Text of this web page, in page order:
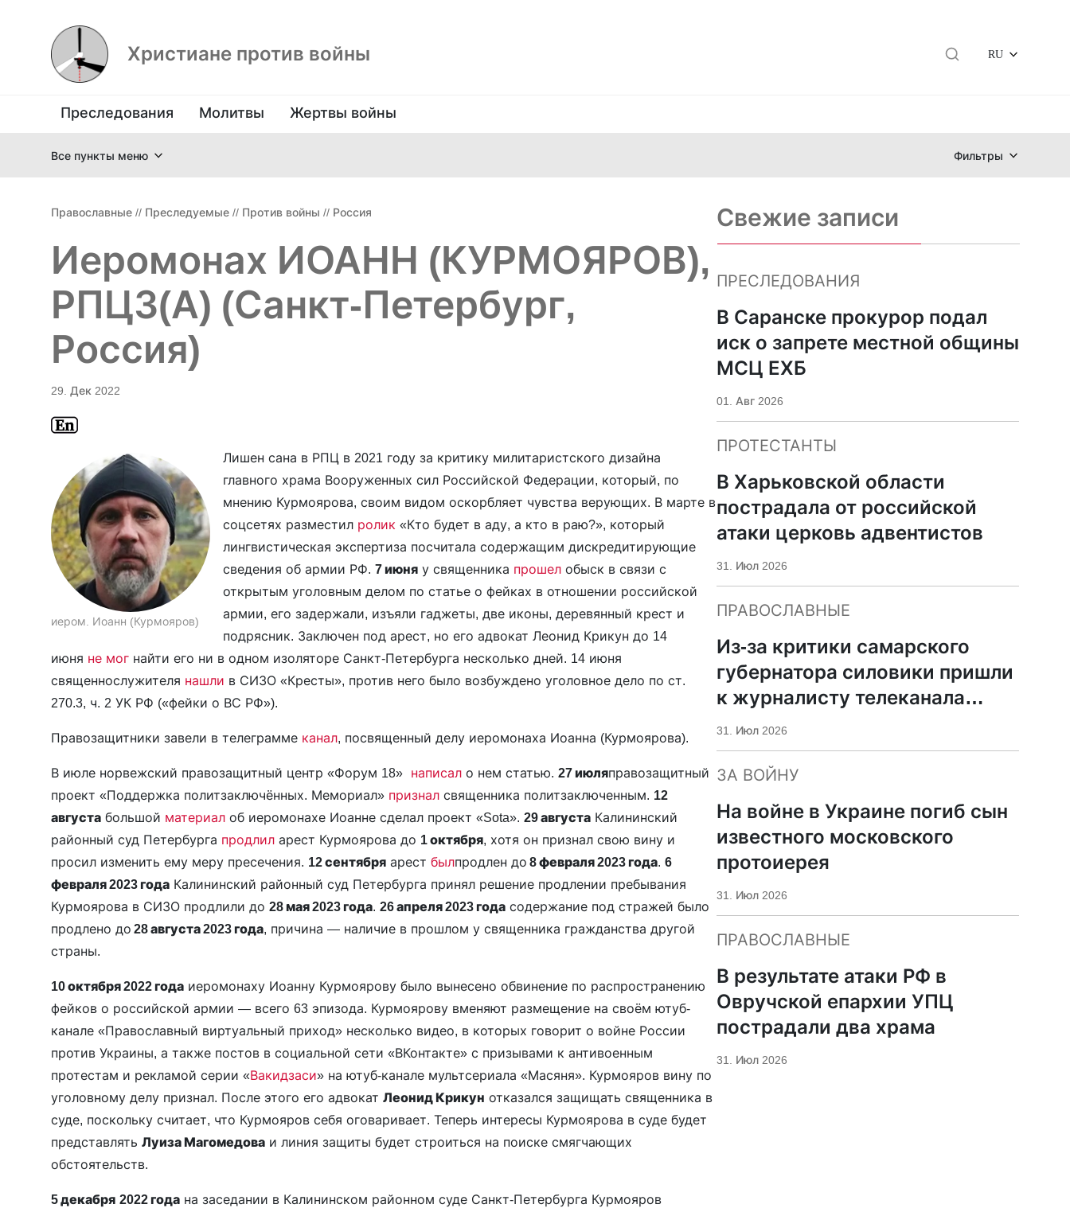
Христиане против войны RU
Преследования Молитвы Жертвы войны
Все пункты меню Фильтры
Православные // Преследуемые // Против войны // Россия
Иеромонах ИОАНН (КУРМОЯРОВ),
РПЦЗ(А) (Санкт-Петербург,
Россия)
29. Дек 2022
иером. Иоанн (Курмояров)
Лишен сана в РПЦ в 2021 году за критику милитаристского дизайна
главного храма Вооруженных сил Российской Федерации, который, по
мнению Курмоярова, своим видом оскорбляет чувства верующих. В марте в
соцсетях разместил ролик «Кто будет в аду, а кто в раю?», который
лингвистическая экспертиза посчитала содержащим дискредитирующие
сведения об армии РФ. 7 июня у священника прошел обыск в связи с
открытым уголовным делом по статье о фейках в отношении российской
армии, его задержали, изъяли гаджеты, две иконы, деревянный крест и
подрясник. Заключен под арест, но его адвокат Леонид Крикун до 14
июня не мог найти его ни в одном изоляторе Санкт-Петербурга несколько дней. 14 июня
священнослужителя нашли в СИЗО «Кресты», против него было возбуждено уголовное дело по ст.
270.3, ч. 2 УК РФ («фейки о ВС РФ»).
Правозащитники завели в телеграмме канал, посвященный делу иеромонаха Иоанна (Курмоярова).
В июле норвежский правозащитный центр «Форум 18» написал о нем статью. 27 июляправозащитный
проект «Поддержка политзаключённых. Мемориал» признал священника политзаключенным. 12
августа большой материал об иеромонахе Иоанне сделал проект «Sota». 29 августа Калининский
районный суд Петербурга продлил арест Курмоярова до 1 октября, хотя он признал свою вину и
просил изменить ему меру пресечения. 12 сентября арест былпродлен до 8 февраля 2023 года. 6
февраля 2023 года Калининский районный суд Петербурга принял решение продлении пребывания
Курмоярова в СИЗО продлили до 28 мая 2023 года. 26 апреля 2023 года содержание под стражей было
продлено до 28 августа 2023 года, причина — наличие в прошлом у священника гражданства другой
страны.
10 октября 2022 года иеромонаху Иоанну Курмоярову было вынесено обвинение по распространению
фейков о российской армии — всего 63 эпизода. Курмоярову вменяют размещение на своём ютуб-
канале «Православный виртуальный приход» несколько видео, в которых говорит о войне России
против Украины, а также постов в социальной сети «ВКонтакте» с призывами к антивоенным
протестам и рекламой серии «Вакидзаси» на ютуб-канале мультсериала «Масяня». Курмояров вину по
уголовному делу признал. После этого его адвокат Леонид Крикун отказался защищать священника в
суде, поскольку считает, что Курмояров себя оговаривает. Теперь интересы Курмоярова в суде будет
представлять Луиза Магомедова и линия защиты будет строиться на поиске смягчающих
обстоятельств.
5 декабря 2022 года на заседании в Калининском районном суде Санкт-Петербурга Курмояров
Свежие записи
ПРЕСЛЕДОВАНИЯ
В Саранске прокурор подал
иск о запрете местной общины
МСЦ ЕХБ
01. Авг 2026
ПРОТЕСТАНТЫ
В Харьковской области
пострадала от российской
атаки церковь адвентистов
31. Июл 2026
ПРАВОСЛАВНЫЕ
Из-за критики самарского
губернатора силовики пришли
к журналисту телеканала
«Царьград»
31. Июл 2026
ЗА ВОЙНУ
На войне в Украине погиб сын
известного московского
протоиерея
31. Июл 2026
ПРАВОСЛАВНЫЕ
В результате атаки РФ в
Овручской епархии УПЦ
пострадали два храма
31. Июл 2026